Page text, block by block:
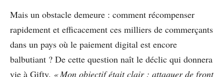
Mais un obstacle demeure : comment récompenser
rapidement et efficacement ces milliers de commerçants
dans un pays où le paiement digital est encore
balbutiant ? De cette question naît le déclic qui donnera
vie à Gifty. « Mon objectif était clair : attaquer de front